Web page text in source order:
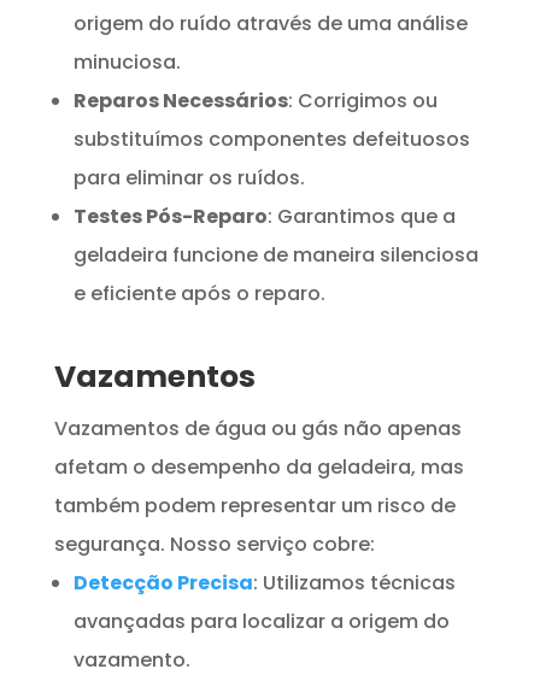
origem do ruído através de uma análise
minuciosa.
Reparos Necessários: Corrigimos ou
substituímos componentes defeituosos
para eliminar os ruídos.
Testes Pós-Reparo: Garantimos que a
geladeira funcione de maneira silenciosa
e eficiente após o reparo.
Vazamentos
Vazamentos de água ou gás não apenas
afetam o desempenho da geladeira, mas
também podem representar um risco de
segurança. Nosso serviço cobre:
Detecção Precisa: Utilizamos técnicas
avançadas para localizar a origem do
vazamento.